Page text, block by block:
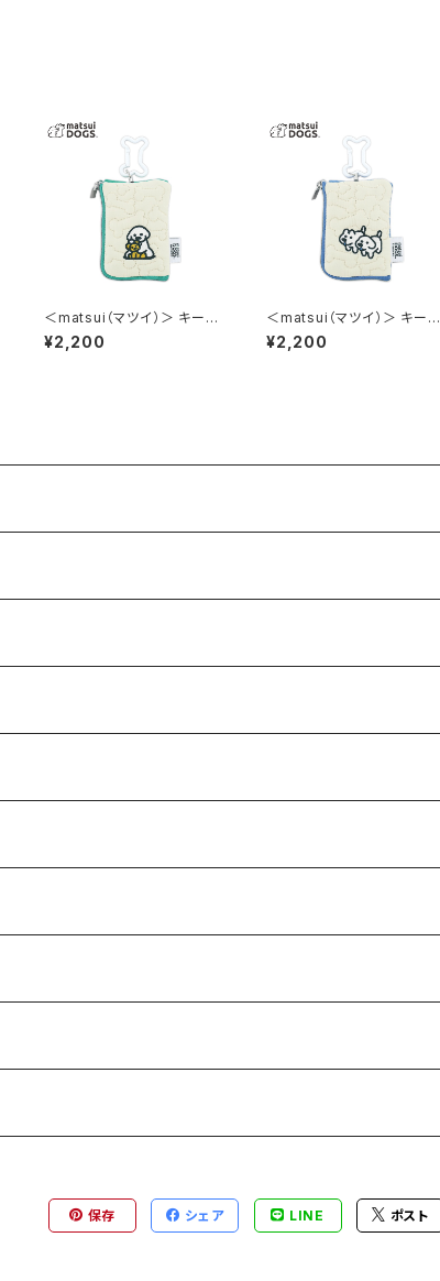
＜matsui（マツイ）＞ キーポ
ーチ（リール付き） matsui D
OGS LMA-G005-GR（グリ
¥2,200
＜matsui（マツイ）＞ キーポ
ーチ（リール付き） matsui D
OGS LMA-G005-BL（ブル
¥2,200
保存 シェア LINE ポスト